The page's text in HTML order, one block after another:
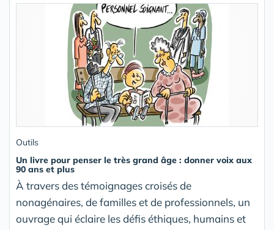
Outils
Un livre pour penser le très grand âge : donner voix aux
90 ans et plus
À travers des témoignages croisés de
nonagénaires, de familles et de professionnels, un
ouvrage qui éclaire les défis éthiques, humains et